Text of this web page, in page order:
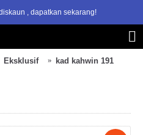
, dapatkan sekarang!
Eksklusif kad kahwin 191